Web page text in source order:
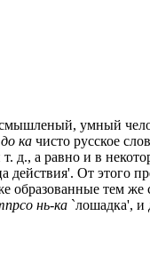
умный
до ка чисто русское
т. д., а равно и в
действия'. От этого
образованные тем же
о нь-ка `лошадка', и